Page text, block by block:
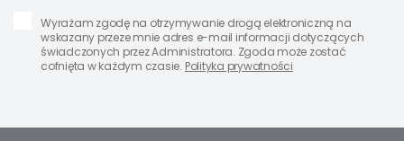
Wyrażam zgodę na otrzymywanie drogą elektroniczną na
wskazany przeze mnie adres e-mail informacji dotyczących
świadczonych przez Administratora. Zgoda może zostać
cofnięta w każdym czasie. Polityka prywatności